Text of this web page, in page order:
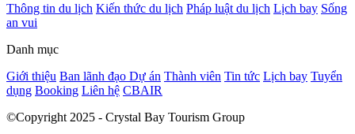
Thông tin du lịch Kiến thức du lịch Pháp luật du lịch Lịch bay Sống
an vui
Danh mục
Giới thiệu Ban lãnh đạo Dự án Thành viên Tin tức Lịch bay Tuyển
dụng Booking Liên hệ CBAIR
©Copyright 2025 - Crystal Bay Tourism Group